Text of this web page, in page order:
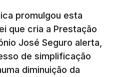
promulgou esta
que cria a Prestação
José Seguro alerta,
de simplificação
diminuição da